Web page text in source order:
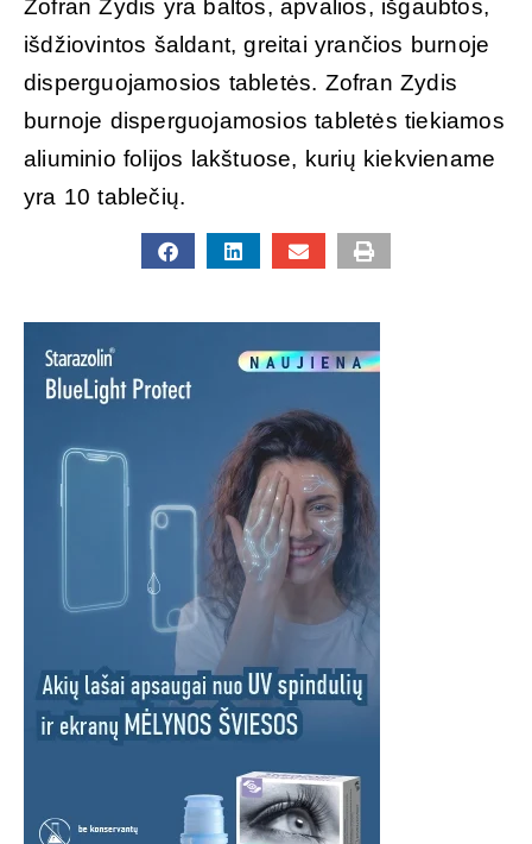
Zofran Zydis yra baltos, apvalios, išgaubtos,
išdžiovintos šaldant, greitai yrančios burnoje
disperguojamosios tabletės. Zofran Zydis
burnoje disperguojamosios tabletės tiekiamos
aliuminio folijos lakštuose, kurių kiekviename
yra 10 tablečių.